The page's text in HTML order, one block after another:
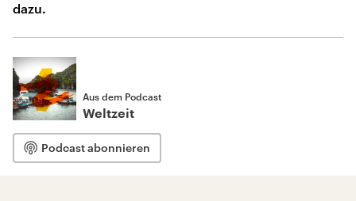
dazu.
Aus dem Podcast
Weltzeit
Podcast abonnieren